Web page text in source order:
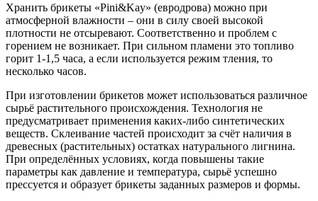
Хранить брикеты «Pini&Kay» (евродрова) можно при
атмосферной влажности – они в силу своей высокой
плотности не отсыревают. Соответственно и проблем с
горением не возникает. При сильном пламени это топливо
горит 1-1,5 часа, а если используется режим тления, то
несколько часов.
При изготовлении брикетов может использоваться различное
сырьё растительного происхождения. Технология не
предусматривает применения каких-либо синтетических
веществ. Склеивание частей происходит за счёт наличия в
древесных (растительных) остатках натурального лигнина.
При определённых условиях, когда повышены такие
параметры как давление и температура, сырьё успешно
прессуется и образует брикеты заданных размеров и формы.